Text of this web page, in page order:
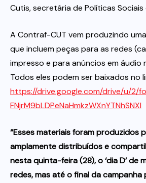
Cutis, secretária de Políticas
A Contraf-CUT vem produzindo
que incluem peças para as redes
impresso e para anúncios em áudio
Todos eles podem ser baixados no
https://drive.google.com/drive/u/2/
FNjrM9bLDPeNaHmkzWXnYTNhSNXl
“Esses materiais foram produzidos
amplamente distribuídos e
nesta quinta-feira (28), o ‘dia D’ de
redes, mas até o final da campanha